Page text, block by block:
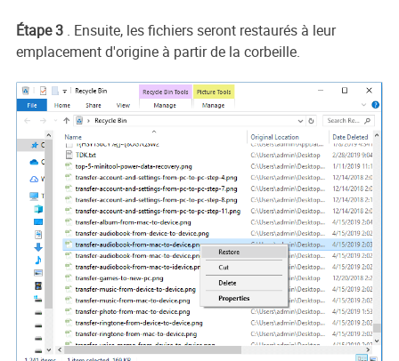
Étape 3. Ensuite, les fichiers seront restaurés à leur
emplacement d'origine à partir de la corbeille.